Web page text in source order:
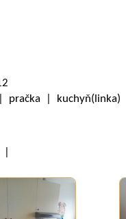
pračka |
|